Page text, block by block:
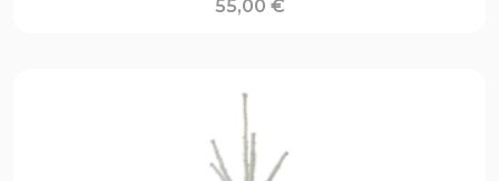
55,00 €